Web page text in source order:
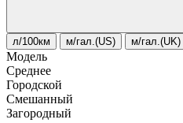
л/100км м/гал.(US) м/гал.(UK)
Модель
Среднее
Городской
Смешанный
Загородный